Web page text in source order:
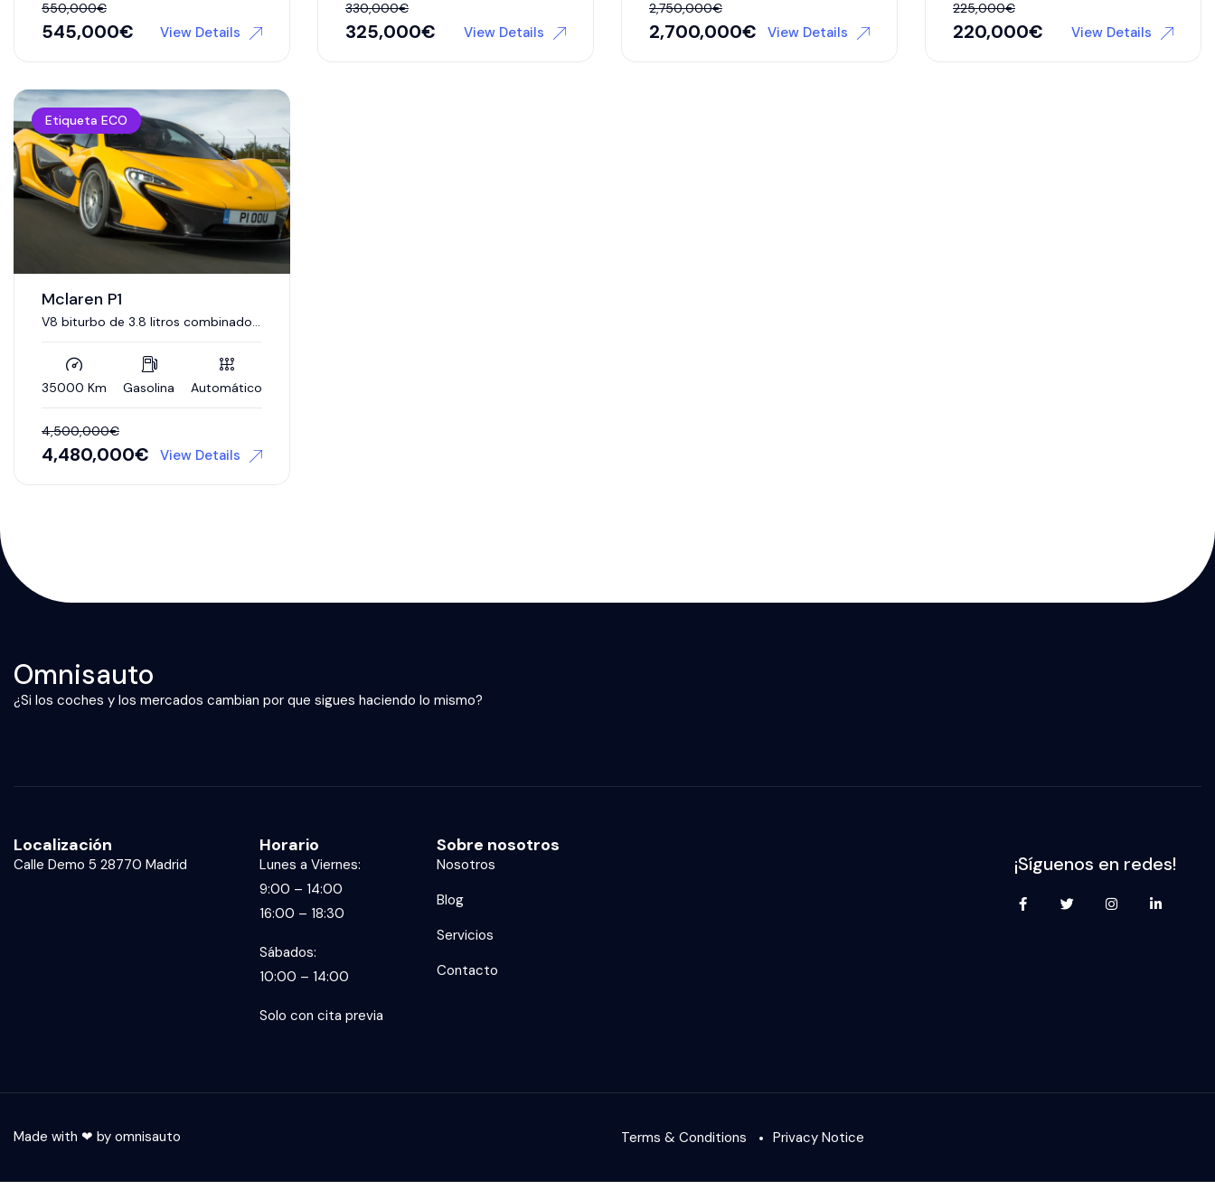
550,000€
545,000€ View Details
330,000€
325,000€ View Details
2,750,000€
2,700,000€ View Details
225,000€
220,000€ View Details
Etiqueta ECO
Mclaren P1
V8 biturbo de 3.8 litros combinado
35000 Km Gasolina Automático
4,500,000€
4,480,000€ View Details
Omnisauto
¿Si los coches y los mercados cambian por que sigues haciendo lo mismo?
Localización
Calle Demo 5 28770 Madrid
Horario
Lunes a Viernes:
9:00 – 14:00
16:00 – 18:30
Sábados:
10:00 – 14:00
Solo con cita previa
Sobre nosotros
Nosotros
Blog
Servicios
Contacto
¡Síguenos en redes!
Made with ❤ by omnisauto Terms & Conditions Privacy Notice